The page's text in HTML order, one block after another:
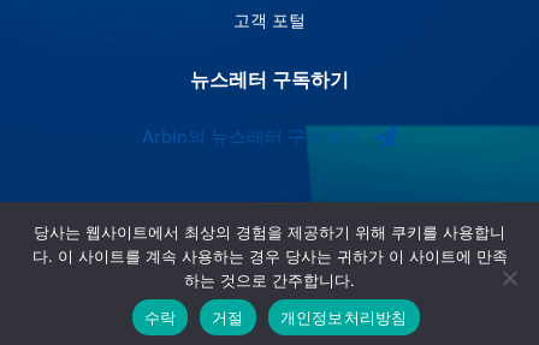
고객 포털
뉴스레터 구독하기
Arbin의 뉴스레터 구독하기
당사는 웹사이트에서 최상의 경험을 제공하기 위해 쿠키를 사용합니
다. 이 사이트를 계속 사용하는 경우 당사는 귀하가 이 사이트에 만족
하는 것으로 간주합니다.
수락
거절 개인정보처리방침